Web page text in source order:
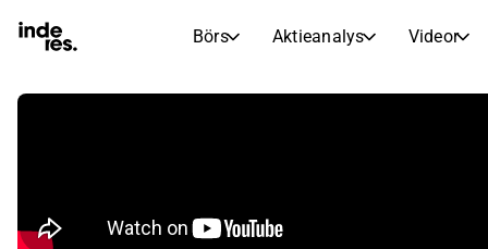
Börs Aktieanalys Videor